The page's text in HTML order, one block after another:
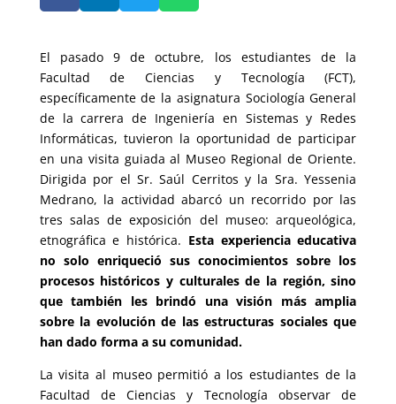
El pasado 9 de octubre, los estudiantes de la
Facultad de Ciencias y Tecnología (FCT),
específicamente de la asignatura Sociología General
de la carrera de Ingeniería en Sistemas y Redes
Informáticas, tuvieron la oportunidad de participar
en una visita guiada al Museo Regional de Oriente.
Dirigida por el Sr. Saúl Cerritos y la Sra. Yessenia
Medrano, la actividad abarcó un recorrido por las
tres salas de exposición del museo: arqueológica,
etnográfica e histórica. Esta experiencia educativa
no solo enriqueció sus conocimientos sobre los
procesos históricos y culturales de la región, sino
que también les brindó una visión más amplia
sobre la evolución de las estructuras sociales que
han dado forma a su comunidad.
La visita al museo permitió a los estudiantes de la
Facultad de Ciencias y Tecnología observar de